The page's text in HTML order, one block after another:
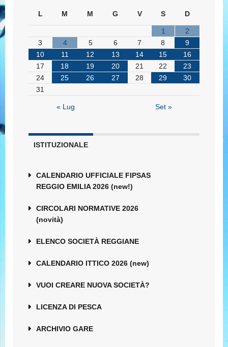
L M M G V S D
1
2
3
4 5 6 7 8
9
10
11 12 13 14 15
16
17
18 19 20 21 22
23
24
25 26 27 28 29
30
31
« Lug Set »
ISTITUZIONALE
CALENDARIO UFFICIALE FIPSAS
REGGIO EMILIA 2026 (new!)
CIRCOLARI NORMATIVE 2026
(novità)
ELENCO SOCIETÀ REGGIANE
CALENDARIO ITTICO 2026 (new)
VUOI CREARE NUOVA SOCIETÀ?
LICENZA DI PESCA
ARCHIVIO GARE